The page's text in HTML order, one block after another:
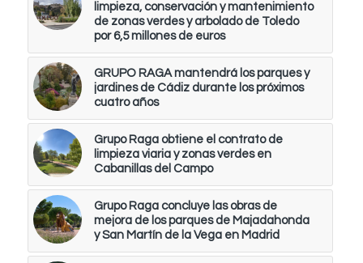
limpieza, conservación y mantenimiento
de zonas verdes y arbolado de Toledo
por 6,5 millones de euros
GRUPO RAGA mantendrá los parques y
jardines de Cádiz durante los próximos
cuatro años
Grupo Raga obtiene el contrato de
limpieza viaria y zonas verdes en
Cabanillas del Campo
Grupo Raga concluye las obras de
mejora de los parques de Majadahonda
y San Martín de la Vega en Madrid